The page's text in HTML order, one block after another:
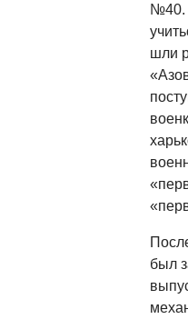
№40.
шли
был